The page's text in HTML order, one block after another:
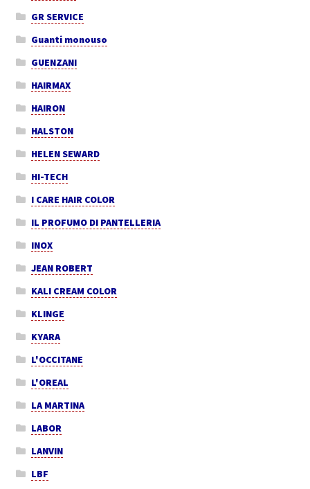
GR SERVICE
Guanti monouso
GUENZANI
HAIRMAX
HAIRON
HALSTON
HELEN SEWARD
HI-TECH
I CARE HAIR COLOR
IL PROFUMO DI PANTELLERIA
INOX
JEAN ROBERT
KALI CREAM COLOR
KLINGE
KYARA
L'OCCITANE
L'OREAL
LA MARTINA
LABOR
LANVIN
LBF